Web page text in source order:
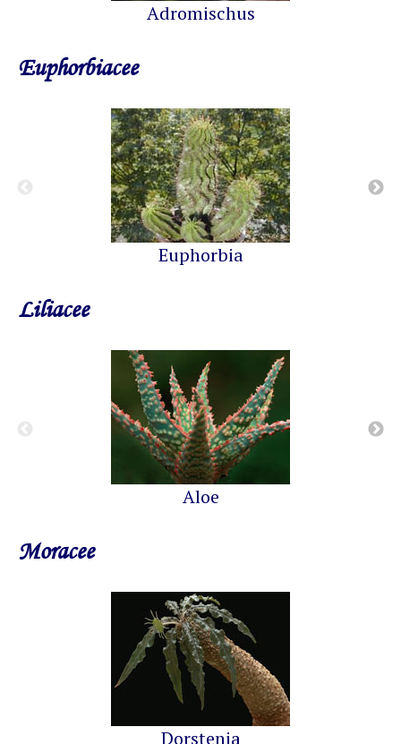
Adromischus
Euphorbiacee
Euphorbia
Liliacee
Aloe
Moracee
Dorstenia